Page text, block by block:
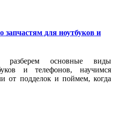
для ноутбуков и
основные виды
и телефонов, научимся
от подделок и поймем, когда